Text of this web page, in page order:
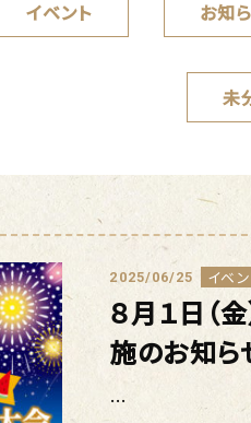
イベント お知
未
2025/06/25 イベ
８月１日（
施のお知ら
…